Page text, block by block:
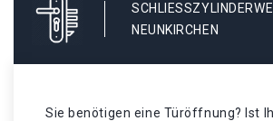
EUNKIRCHEN
Sie benötigen eine Türöffnung? Ist